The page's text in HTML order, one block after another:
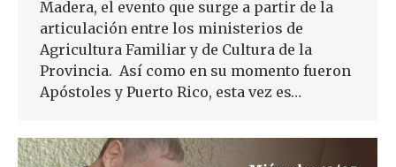
Madera, el evento que surge a partir de la
articulación entre los ministerios de
Agricultura Familiar y de Cultura de la
Provincia. Así como en su momento fueron
Apóstoles y Puerto Rico, esta vez es…